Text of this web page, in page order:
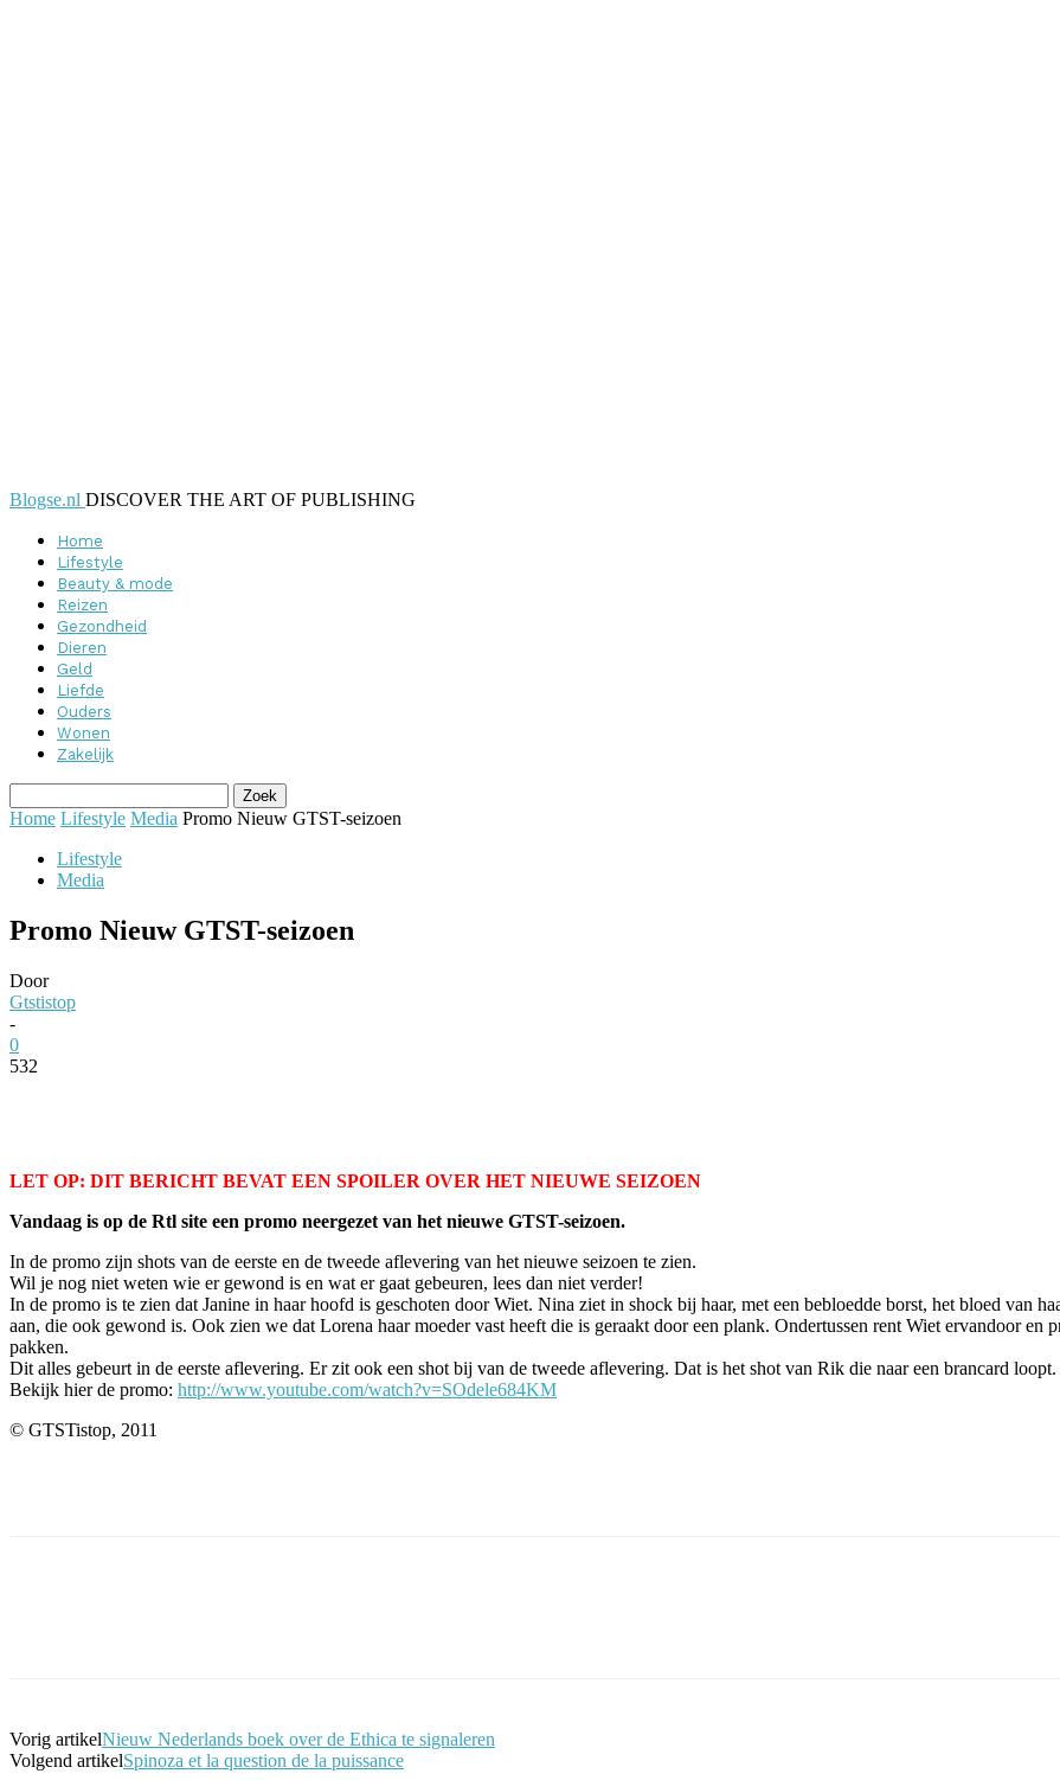
Blogse.nl DISCOVER THE ART OF PUBLISHING
Home
Lifestyle
Beauty & mode
Reizen
Gezondheid
Dieren
Geld
Liefde
Ouders
Wonen
Zakelijk
Home Lifestyle Media Promo Nieuw GTST-seizoen
Lifestyle
Media
Promo Nieuw GTST-seizoen
Door
Gtstistop
-
0
532
LET OP: DIT BERICHT BEVAT EEN SPOILER OVER HET NIEUWE SEIZOEN
Vandaag is op de Rtl site een promo neergezet van het nieuwe GTST-seizoen.
In de promo zijn shots van de eerste en de tweede aflevering van het nieuwe seizoen te zien.
Wil je nog niet weten wie er gewond is en wat er gaat gebeuren, lees dan niet verder!
In de promo is te zien dat Janine in haar hoofd is geschoten door Wiet. Nina ziet in shock bij haar, met een bebloedde borst, het bloed van
aan, die ook gewond is. Ook zien we dat Lorena haar moeder vast heeft die is geraakt door een plank. Ondertussen rent Wiet ervandoor en
pakken.
Dit alles gebeurt in de eerste aflevering. Er zit ook een shot bij van de tweede aflevering. Dat is het shot van Rik die naar een brancard
Bekijk hier de promo: http://www.youtube.com/watch?v=SOdele684KM
© GTSTistop, 2011
Vorig artikelNieuw Nederlands boek over de Ethica te signaleren
Volgend artikelSpinoza et la question de la puissance